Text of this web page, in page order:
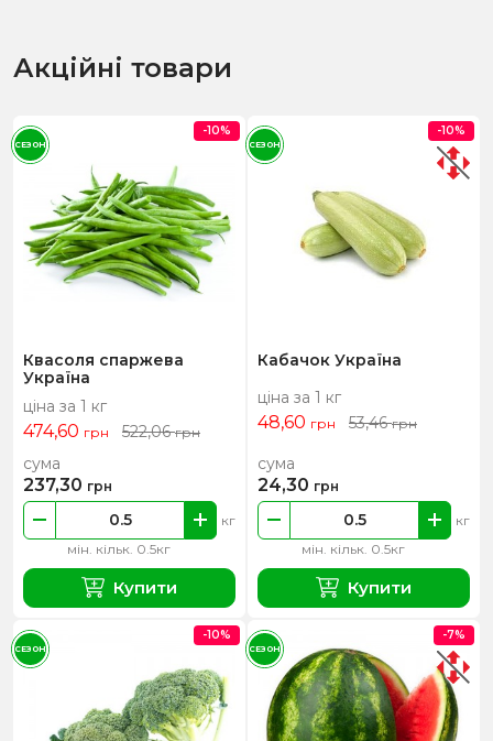
Акційні товари
Квасоля спаржева
Україна
ціна за 1 кг
474,60 грн 522,06грн
мін. кільк. 0.5кг
кг
сума
237,30 грн
Купити
-10%
СЕЗОН
Кабачок Україна
ціна за 1 кг
48,60 грн 53,46грн
мін. кільк. 0.5кг
кг
сума
24,30 грн
Купити
-10%
СЕЗОН
-10%
СЕЗОН
-7%
СЕЗОН